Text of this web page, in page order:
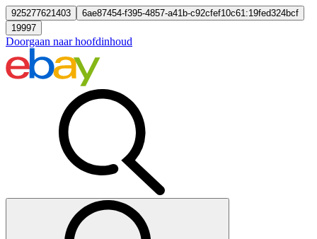
925277621403
6ae87454-f395-4857-a41b-c92cfef10c61:19fed324bcf
19997
Doorgaan naar hoofdinhoud